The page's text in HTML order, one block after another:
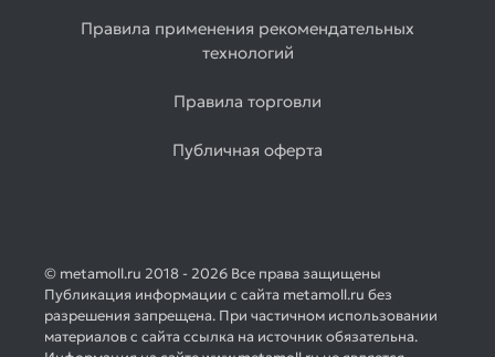
Правила применения рекомендательных
технологий
Правила торговли
Публичная оферта
© metamoll.ru 2018 - 2026 Все права защищены
Публикация информации с сайта metamoll.ru без
разрешения запрещена. При частичном использовании
материалов с сайта ссылка на источник обязательна.